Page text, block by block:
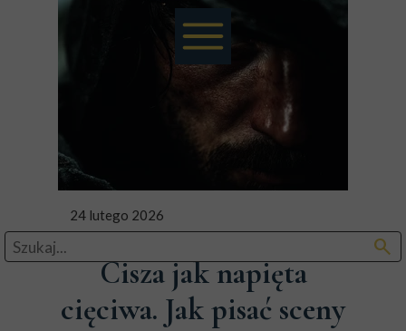
search
24 lutego 2026
Cisza jak napięta
cięciwa. Jak pisać sceny